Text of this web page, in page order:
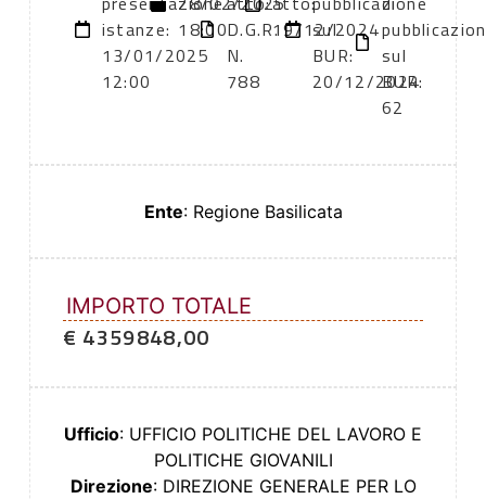
istanze:
13/01/2025
12:00
18:00D.G.R.
N.
788
19/12/2024
sul
BUR:
20/12/2024
sul
BUR:
62
Ente: Regione Basilicata
IMPORTO TOTALE
€ 4359848,00
Ufficio: UFFICIO POLITICHE DEL LAVORO E
POLITICHE GIOVANILI
Direzione: DIREZIONE GENERALE PER LO